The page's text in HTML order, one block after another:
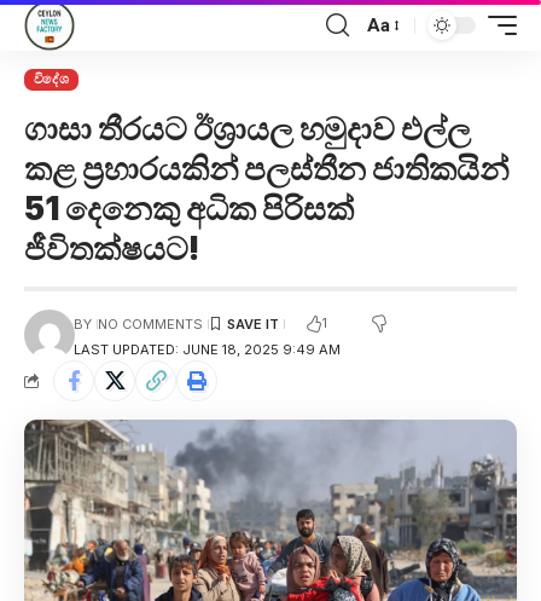
Aa
විදේශ
ගාසා තීරයට ඊශ්‍රායල හමුදාව එල්ල
කළ ප්‍රහාරයකින් පලස්තීන ජාතිකයින්
51 දෙනෙකු අධික පිරිසක්
ජීවිතක්ෂයට!
LAST UPDATED: JUNE 18, 2025 9:49 AM
BY NO COMMENTS 1